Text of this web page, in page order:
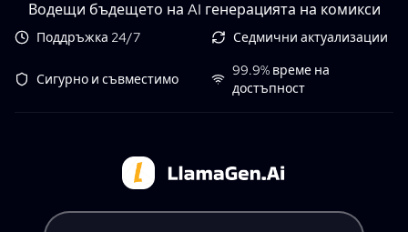
Водещи бъдещето на AI генерацията на комикси
Поддръжка 24/7 Седмични актуализации
Сигурно и съвместимо
99.9% време на
достъпност
Tell LlamaGen what you want to make